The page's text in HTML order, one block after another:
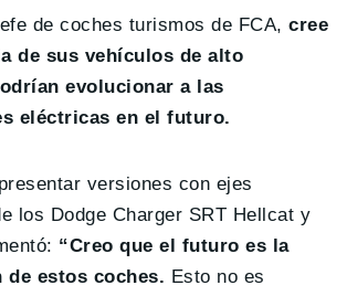
de coches turismos de FCA,cree
de sus vehículos de alto
evolucionar a las
eléctricas en el futuro.
versiones con ejes
los Dodge Charger SRT Hellcat y
“Creo que el futuro es la
estos coches. Esto no es